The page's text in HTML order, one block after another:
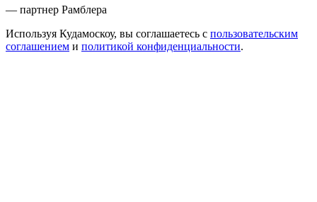
— партнер Рамблера
Используя Кудамоскоу, вы соглашаетесь с пользовательским
соглашением и политикой конфиденциальности.